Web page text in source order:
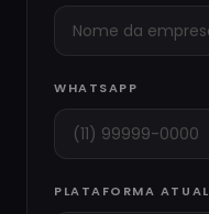
WHATSAPP
PLATAFORMA ATUAL